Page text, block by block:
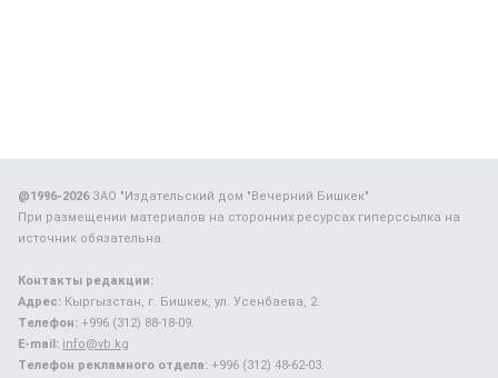
@1996-2026ЗАО "Издательский дом "Вечерний Бишкек"
При размещении материалов на сторонних ресурсах гиперссылка на
источник обязательна.
Контакты редакции:
Адрес: Кыргызстан, г. Бишкек, ул. Усенбаева, 2.
Телефон: +996 (312) 88-18-09.
E-mail: info@vb.kg
Телефон рекламного отдела: +996 (312) 48-62-03.